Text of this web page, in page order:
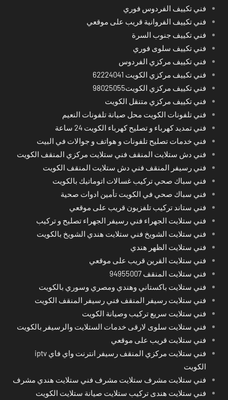
فني تكييف الفردوس فوري
فني تكييف الفروانية قريب على موقعي
فني تكييف جنوب السرة
فني تكييف سلوى فوري
فني تكييف مركزي الفردوس
فني تكييف مركزي الكويت 62224041
فني تكييف مركزي الكويت98025055
فني تكييف مركزي متنقل الكويت
فني تلفونات الكويت محل صيانة تلفونات النعيم
فني تمديد كهرباء و تصليح كهرباء الكويت 24 ساعة
فني خدمات تصليح تلفونات و هواتف و جوالات في البيت
فني دش ستلايت المنقف فني ستلايت مركزي المنقف الكويت
فني رسيفر المنقف فني دش ستلايت المنقف الكويت
فني سباك صحي تركيب غسالات اتوماتيك بالكويت
فني سباك صحي في الكويت تأمين ادوات صحية
فني ستاند تركيب تلفزيون قريب على موقعي
فني ستلايت الجهراء فني رسيفر الجهراء تصليح و تركيب
فني ستلايت الشويخ فني ستلايت هندي الشويخ بالكويت
فني ستلايت الظهر هندي
فني ستلايت القرين قريب على موقعي
فني ستلايت المنقف 94955007
فني ستلايت باكستاني وهندي ومصري وسوري بالكويت
فني ستلايت رسيفر المنقف فني رسيفر المنقف الكويت
فني ستلايت سريع تركيب وصيانة الكويت
فني ستلايت سلوى لارقى خدمات الستلايت والرسيفر بالكويت
فني ستلايت قريب على موقعي
فني ستلايت مركزي المنقف رسيفر انترنت واي فاي iptv
الكويت
فني ستلايت مشرف ستلايت مشرف فني ستلايت هندي مشرف
فني ستلايت هندى تركيب ستلايت صيانة ستلايت الكويت